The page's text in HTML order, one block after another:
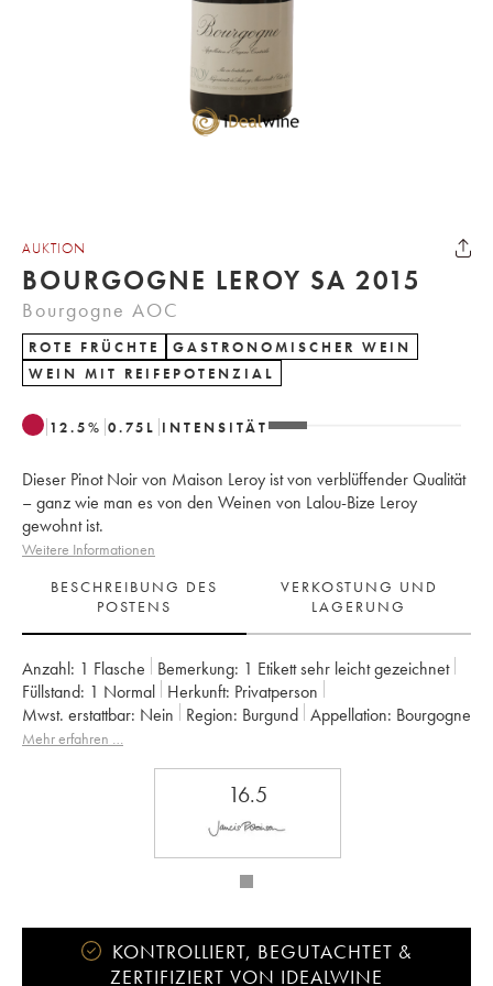
AUKTION
BOURGOGNE LEROY SA 2015
Bourgogne AOC
ROTE FRÜCHTE
GASTRONOMISCHER WEIN
WEIN MIT REIFEPOTENZIAL
12.5% 0.75 L INTENSITÄT
Dieser Pinot Noir von Maison Leroy ist von verblüffender Qualität
– ganz wie man es von den Weinen von Lalou-Bize Leroy
gewohnt ist.
Weitere Informationen
BESCHREIBUNG DES
POSTENS
VERKOSTUNG UND
LAGERUNG
Anzahl: 1 Flasche Bemerkung: 1 Etikett sehr leicht gezeichnet
Füllstand: 1 Normal Herkunft:
privatperson
Mwst. erstattbar:
nein Region: Burgund Appellation:
Bourgogne
Eigentümer:
Mehr erfahren …
16.5
KONTROLLIERT, BEGUTACHTET &
ZERTIFIZIERT VON IDEALWINE